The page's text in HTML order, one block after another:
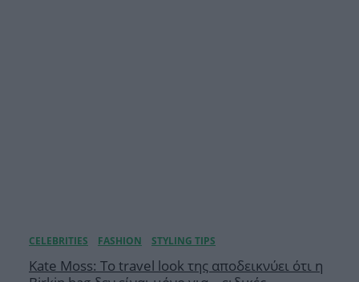
Kate Moss: Το travel look της αποδεικνύει ότι η